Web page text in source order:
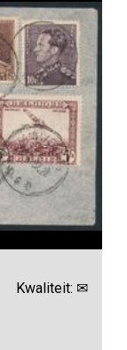
Kwaliteit: ✉